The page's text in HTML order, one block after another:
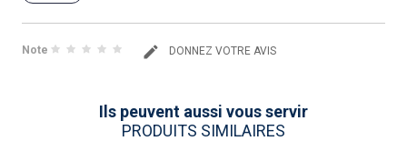
Note DONNEZ VOTRE AVIS
Ils peuvent aussi vous servir
PRODUITS SIMILAIRES